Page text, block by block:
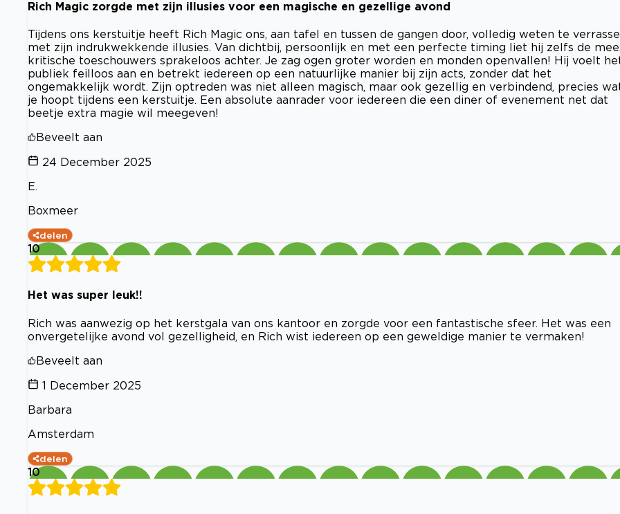
Rich Magic zorgde met zijn illusies voor een magische en gezellige avond
Tijdens ons kerstuitje heeft Rich Magic ons, aan tafel en tussen de gangen door, volledig weten te
met zijn indrukwekkende illusies. Van dichtbij, persoonlijk en met een perfecte timing liet hij zelfs de
kritische toeschouwers sprakeloos achter. Je zag ogen groter worden en monden openvallen! Hij voelt
publiek feilloos aan en betrekt iedereen op een natuurlijke manier bij zijn acts, zonder dat het
ongemakkelijk wordt. Zijn optreden was niet alleen magisch, maar ook gezellig en verbindend, precies
je hoopt tijdens een kerstuitje. Een absolute aanrader voor iedereen die een diner of evenement net dat
beetje extra magie wil meegeven!
Beveelt aan
24 December 2025
E.
Boxmeer
delen
10
Het was super leuk!!
Rich was aanwezig op het kerstgala van ons kantoor en zorgde voor een fantastische sfeer. Het was een
onvergetelijke avond vol gezelligheid, en Rich wist iedereen op een geweldige manier te vermaken!
Beveelt aan
1 December 2025
Barbara
Amsterdam
delen
10